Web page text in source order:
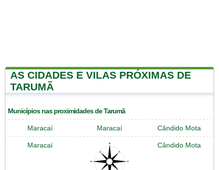
AS CIDADES E VILAS PRÓXIMAS DE
TARUMÃ
Municípios nas proximidades de Tarumã
Maracaí Maracaí Cândido Mota
Maracaí Cândido Mota